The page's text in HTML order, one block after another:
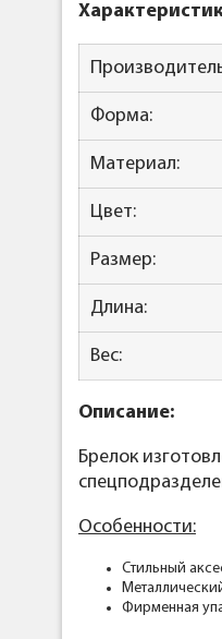
Форма:
Материал:
Цвет:
Размер:
Длина:
Вес:
Описание:
Брелок
Особенности:
Стильный
Фирменная